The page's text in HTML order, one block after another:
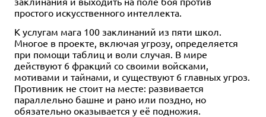
простого искусственного интеллекта.
К услугам мага 100 заклинаний из пяти школ.
Многое в проекте, включая угрозу, определяется
при помощи таблиц и воли случая. В мире
действуют 6 фракций со своими войсками,
мотивами и тайнами, и существуют 6 главных угроз.
Противник не стоит на месте: развивается
параллельно башне и рано или поздно, но
обязательно оказывается у её подножия.